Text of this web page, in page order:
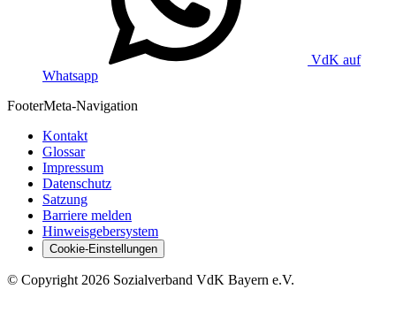
VdK auf
Whatsapp
FooterMeta-Navigation
Kontakt
Glossar
Impressum
Datenschutz
Satzung
Barriere melden
Hinweisgebersystem
Cookie-Einstellungen
© Copyright 2026 Sozialverband VdK Bayern e.V.